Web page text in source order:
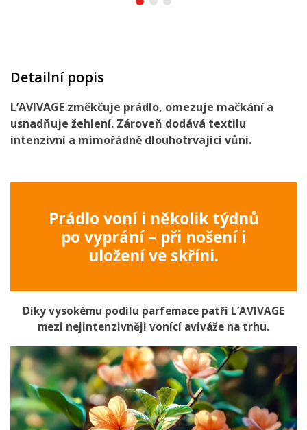
Detailní popis
L’AVIVAGE změkčuje prádlo, omezuje mačkání a
usnadňuje žehlení. Zároveň dodává textilu
intenzivní a mimořádně dlouhotrvající vůni.
Prádlo voní i několik týdnů
po vyprání – při nošení i
uložení ve skříni.
Díky vysokému podílu parfemace patří L’AVIVAGE
mezi nejintenzivněji vonící aviváže na trhu.